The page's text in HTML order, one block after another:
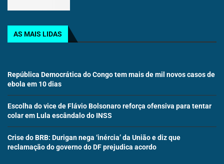
AS MAIS LIDAS
República Democrática do Congo tem mais de mil novos casos de
ebola em 10 dias
Escolha do vice de Flávio Bolsonaro reforça ofensiva para tentar
colar em Lula escândalo do INSS
Crise do BRB: Durigan nega ‘inércia’ da União e diz que
reclamação do governo do DF prejudica acordo